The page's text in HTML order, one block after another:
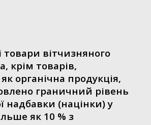
товари вітчизняного
крім товарів,
органічна продукція,
граничний рівень
надбавки (націнки) у
як 10 % з